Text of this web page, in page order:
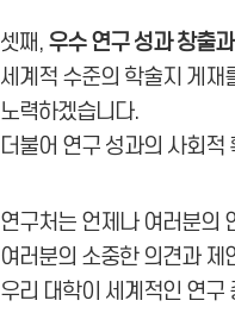
셋째, 우수 연구 성과 창출
세계적 수준의 학술지 게재
노력하겠습니다.
더불어 연구 성과의 사회적
연구처는 언제나 여러분의
여러분의 소중한 의견과 제
우리 대학이 세계적인 연구